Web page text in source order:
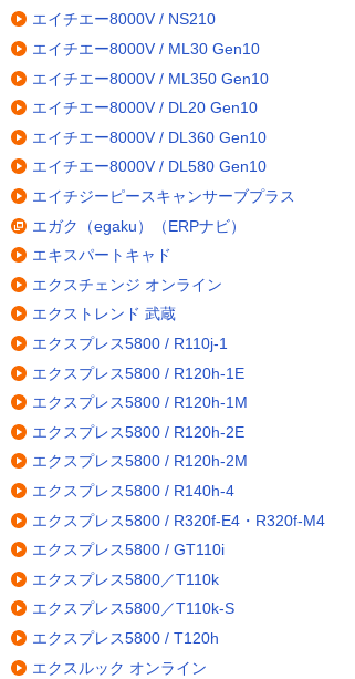
エイチエー8000V / NS210
エイチエー8000V / ML30 Gen10
エイチエー8000V / ML350 Gen10
エイチエー8000V / DL20 Gen10
エイチエー8000V / DL360 Gen10
エイチエー8000V / DL580 Gen10
エイチジーピースキャンサーブプラス
エガク（egaku）（ERPナビ）
エキスパートキャド
エクスチェンジ オンライン
エクストレンド 武蔵
エクスプレス5800 / R110j-1
エクスプレス5800 / R120h-1E
エクスプレス5800 / R120h-1M
エクスプレス5800 / R120h-2E
エクスプレス5800 / R120h-2M
エクスプレス5800 / R140h-4
エクスプレス5800 / R320f-E4・R320f-M4
エクスプレス5800 / GT110i
エクスプレス5800／T110k
エクスプレス5800／T110k-S
エクスプレス5800 / T120h
エクスルック オンライン